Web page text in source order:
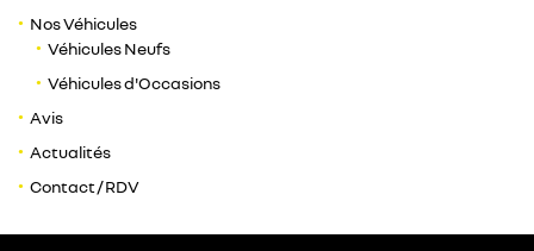
 Recopier le code ci-contre
Rafraîchir le captcha
Nos Véhicules
Véhicules Neufs
Véhicules d'Occasions
Avis
Actualités
Contact / RDV